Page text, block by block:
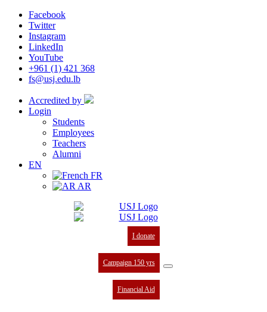
Facebook
Twitter
Instagram
LinkedIn
YouTube
+961 (1) 421 368
fs@usj.edu.lb
Accredited by
Login
Students
Employees
Teachers
Alumni
EN
FR
AR
I donate
Campaign 150 yrs
Financial Aid